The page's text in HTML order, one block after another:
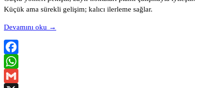
Küçük ama sürekli gelişim; kalıcı ilerleme sağlar.
Devamını oku →
Facebook
WhatsApp